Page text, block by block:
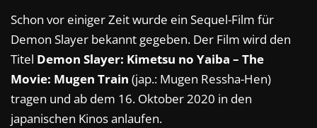
Schon vor einiger Zeit wurde ein Sequel-Film für
Demon Slayer bekannt gegeben. Der Film wird den
Titel Demon Slayer: Kimetsu no Yaiba – The
Movie: Mugen Train (jap.: Mugen Ressha-Hen)
tragen und ab dem 16. Oktober 2020 in den
japanischen Kinos anlaufen.